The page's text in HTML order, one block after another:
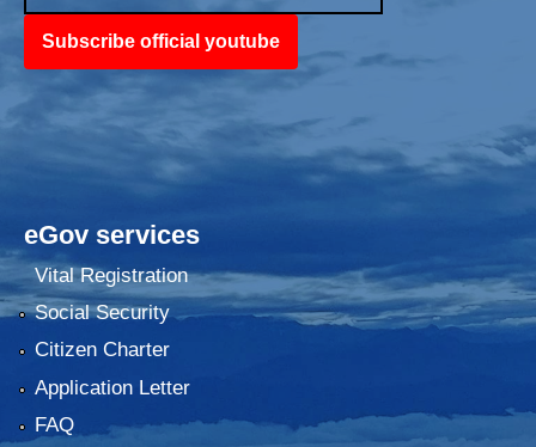
Subscribe official youtube
eGov services
Vital Registration
Social Security
Citizen Charter
Application Letter
FAQ